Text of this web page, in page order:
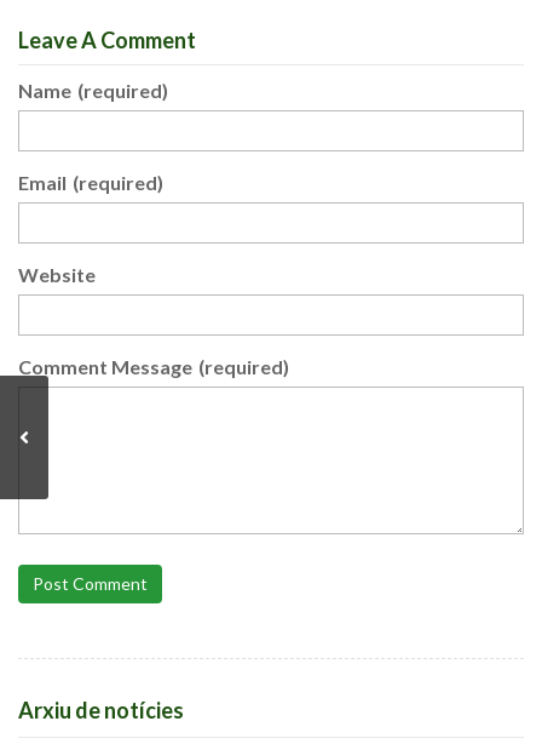
Leave A Comment
Name (required)
Email (required)
Website
Comment Message (required)
Post Comment
Arxiu de notícies